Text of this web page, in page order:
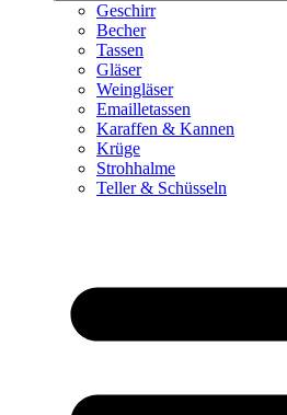
Geschirr
Becher
Tassen
Gläser
Weingläser
Emailletassen
Karaffen & Kannen
Krüge
Strohhalme
Teller & Schüsseln